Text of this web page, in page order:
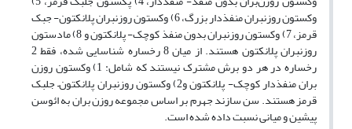
وکستون روزن‎‎بران منفذدار بزرگ، 6) وکستون روزن‎بران پلانکتون- جبک
قرمز، 7) وکستون روزن‎‎بران بدون منفذ کوچک- پلانکتون و 8) مادستون
روزن‎‎بران پلانکتون هستند. از میان 8 رخساره شناسایی شده، فقط 2
رخساره در هر دو برش مشترک نیستند که شامل: 1) وکستون روزن
‎بران منفذدار کوچک- پلانکتون و2) وکستون روزن‎‎بران پلانکتون– جلبک
قرمز هستند. سن سازند جهرم بر اساس مجموعه روزن‎ بران به ائوسن
پیشین و میانی نسبت داده شده است.